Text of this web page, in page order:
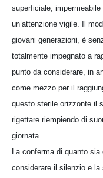
superficiale,
un’attenzione vigile. Il
giovani generazioni, è
totalmente impegnato a
punto da considerare, in
come mezzo per il
questo sterile orizzonte il
rigettare riempiendo di
giornata.
La conferma di quanto
considerare il silenzio e